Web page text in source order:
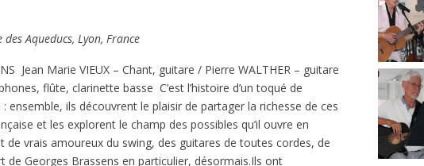
des Aqueducs, Lyon, France
Jean Marie VIEUX – Chant, guitare / Pierre WALTHER – guitare
flûte, clarinette basse C’est l’histoire d’un toqué de
ensemble, ils découvrent le plaisir de partager la richesse de ces
et les explorent le champ des possibles qu’il ouvre en
de vrais amoureux du swing, des guitares de toutes cordes, de
de Georges Brassens en particulier, désormais.Ils ont